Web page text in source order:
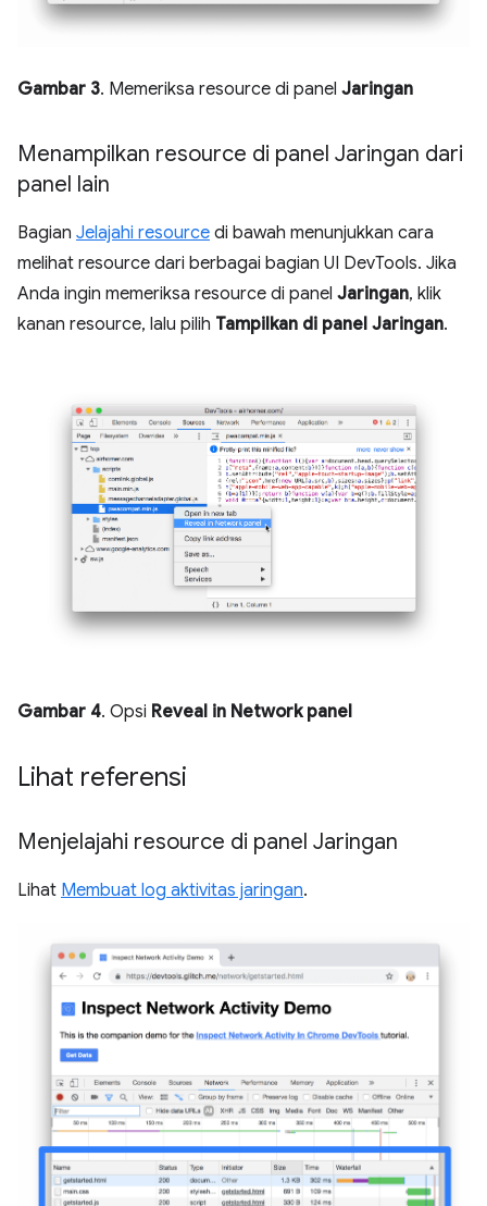
Gambar 3. Memeriksa resource di panel Jaringan
Menampilkan resource di panel Jaringan dari
panel lain
Bagian Jelajahi resource di bawah menunjukkan cara
melihat resource dari berbagai bagian UI DevTools. Jika
Anda ingin memeriksa resource di panel Jaringan, klik
kanan resource, lalu pilih Tampilkan di panel Jaringan.
Gambar 4. Opsi Reveal in Network panel
Lihat referensi
Menjelajahi resource di panel Jaringan
Lihat Membuat log aktivitas jaringan.